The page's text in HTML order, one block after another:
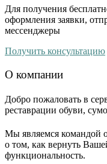
Для получения
оформления заявки,
мессенджеры
Получить консультацию
О компании
Добро пожаловать в
реставрации обуви,
Мы являемся командой
о том, как вернуть
функциональность.